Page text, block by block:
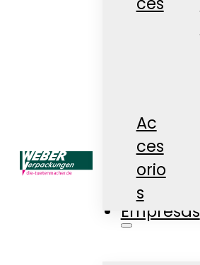
Ac
ces
orio
s
Tienda
Empresas